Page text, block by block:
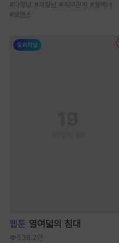
#다정남 #까칠남 # 계약관계 #철벽녀
#로맨스
웹툰 열여덟의 침대
538.2만